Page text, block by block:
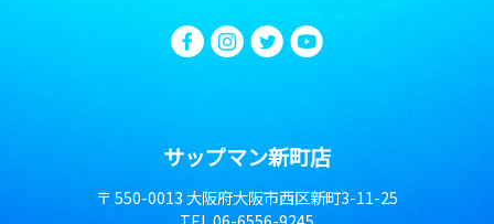
サップマン新町店
〒 550-0013 大阪府大阪市西区新町3-11-25